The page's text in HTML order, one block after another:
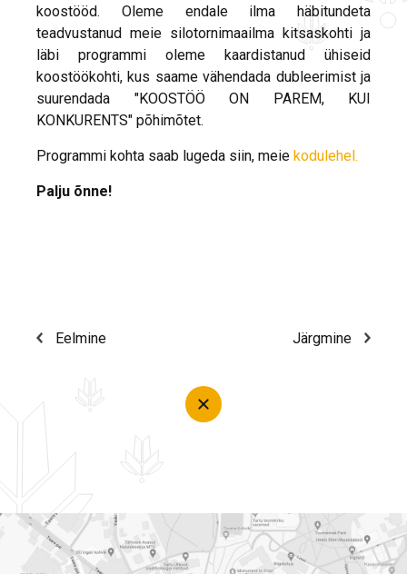
koostööd. Oleme endale ilma häbitundeta
teadvustanud meie silotornimaailma kitsaskohti ja
läbi programmi oleme kaardistanud ühiseid
koostöökohti, kus saame vähendada dubleerimist ja
suurendada "KOOSTÖÖ ON PAREM, KUI
KONKURENTS" põhimõtet.
Programmi kohta saab lugeda siin, meie kodulehel.
Palju õnne!
Eelmine Järgmine